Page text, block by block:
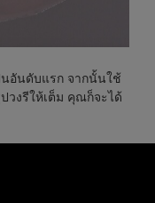
อันดับแรก จากนั้นใช้
วงรีให้เต็ม คุณก็จะได้